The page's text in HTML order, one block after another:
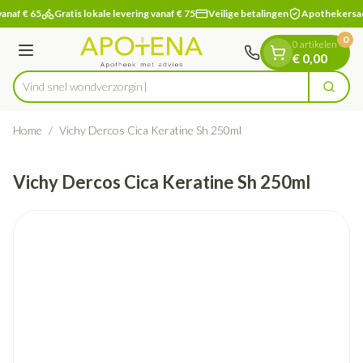
Ga naar de inhoud
1 van 1
€ 65 Gratis lokale levering vanaf € 75 Veilige betalingen
Menu
Product, merk, categorie...
Vind snel wondv Zoek
0 artikelen
€ 0,00
0
Home / Vichy Dercos Cica Keratine Sh 250ml
Vichy Dercos Cica Keratine Sh 250ml